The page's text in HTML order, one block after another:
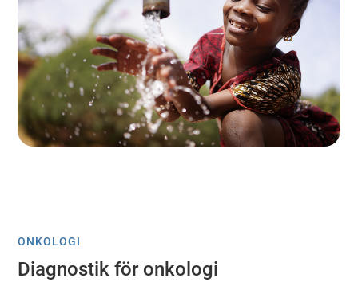
ONKOLOGI
Diagnostik för onkologi